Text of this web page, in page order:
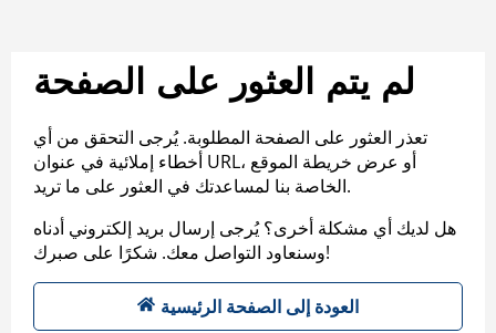
لم يتم العثور على الصفحة
تعذر العثور على الصفحة المطلوبة. يُرجى التحقق من أي
أخطاء إملائية في عنوان URL، أو عرض خريطة الموقع
الخاصة بنا لمساعدتك في العثور على ما تريد.
هل لديك أي مشكلة أخرى؟ يُرجى إرسال بريد إلكتروني أدناه
وسنعاود التواصل معك. شكرًا على صبرك!
العودة إلى الصفحة الرئيسية